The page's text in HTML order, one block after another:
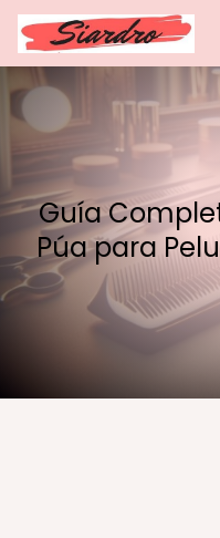
Guía
Púa para